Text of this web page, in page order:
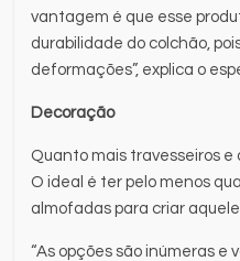
vantagem é que esse
durabilidade do colchão,
deformações”, explica o
Decoração
Quanto mais travesseiros e
O ideal é ter pelo menos
almofadas para criar
“As opções são inúmeras e